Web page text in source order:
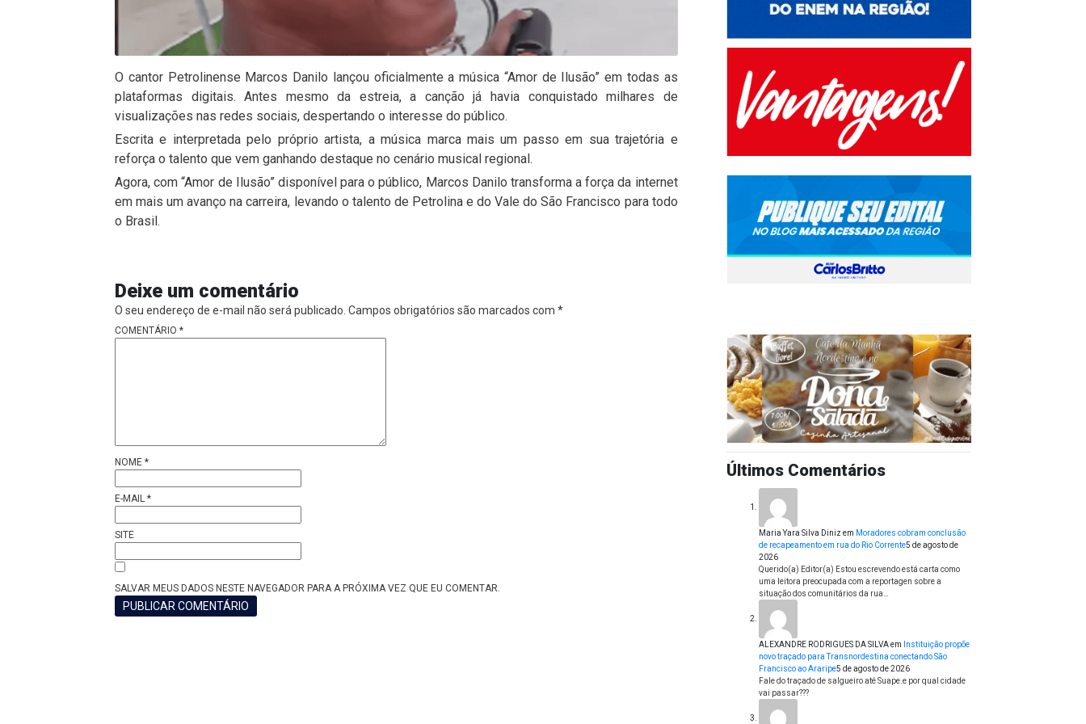
O cantor Petrolinense Marcos Danilo lançou oficialmente a música “Amor de Ilusão” em todas as
plataformas digitais. Antes mesmo da estreia, a canção já havia conquistado milhares de
visualizações nas redes sociais, despertando o interesse do público.
Escrita e interpretada pelo próprio artista, a música marca mais um passo em sua trajetória e
reforça o talento que vem ganhando destaque no cenário musical regional.
Agora, com “Amor de Ilusão” disponível para o público, Marcos Danilo transforma a força da internet
em mais um avanço na carreira, levando o talento de Petrolina e do Vale do São Francisco para todo
o Brasil.
Deixe um comentário
O seu endereço de e-mail não será publicado. Campos obrigatórios são marcados com *
COMENTÁRIO *
NOME *
E-MAIL *
SITE
SALVAR MEUS DADOS NESTE NAVEGADOR PARA A PRÓXIMA VEZ QUE EU COMENTAR.
Últimos Comentários
Maria Yara Silva Diniz em Moradores cobram conclusão
de recapeamento em rua do Rio Corrente5 de agosto de
2026
Querido(a) Editor(a) Estou escrevendo está carta como
uma leitora preocupada com a reportagen sobre a
situação dos comunitários da rua…
ALEXANDRE RODRIGUES DA SILVAem
Instituição propõe
novo traçado para Transnordestina conectando São
Francisco ao Araripe5 de agosto de 2026
Fale do traçado de salgueiro até Suape.e por qual cidade
vai passar???